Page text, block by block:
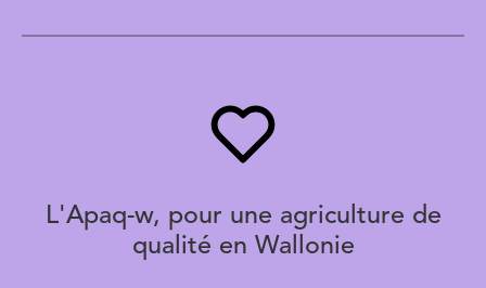
L'Apaq-w, pour une agriculture de
qualité en Wallonie